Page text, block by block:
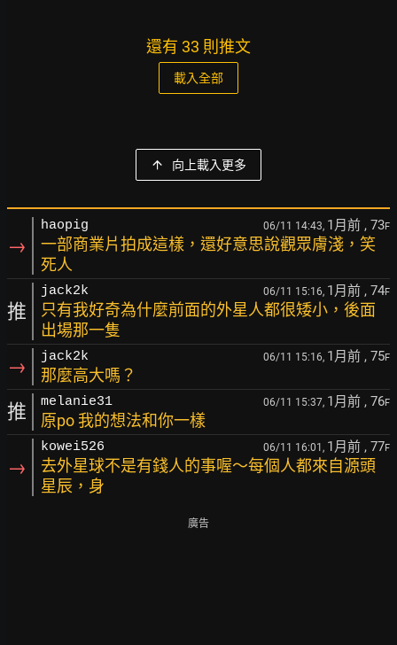
還有 33 則推文
載入全部
向上載入更多
→
haopig 06/11 14:43, 1月前 , 73F
一部商業片拍成這樣，還好意思說觀眾膚淺，笑
死人
推
jack2k 06/11 15:16, 1月前 , 74F
只有我好奇為什麼前面的外星人都很矮小，後面
出場那一隻
→ jack2k 06/11 15:16, 1月前 , 75F
那麼高大嗎？
推 melanie31 06/11 15:37, 1月前 , 76F
原po 我的想法和你一樣
→
kowei526 06/11 16:01, 1月前 , 77F
去外星球不是有錢人的事喔～每個人都來自源頭
星辰，身
廣告